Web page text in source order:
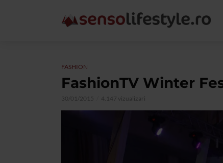
FASHION
FashionTV Winter
30/01/2015 4.147 vizualizari